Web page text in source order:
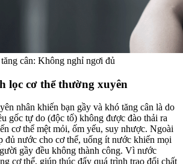
cân: Không nghỉ ngơi đủ
lọc cơ thể thường xuyên
nhân khiến bạn gầy và khó tăng cân là do
gốc tự do (độc tố) không được đào thải ra
cơ thể mệt mỏi, ốm yếu, suy nhược. Ngoài
đủ nước cho cơ thể, uống ít nước khiến mọi
gầy đều không thành công. Vì nước
cơ thể, giúp thúc đẩy quá trình trao đổi chất